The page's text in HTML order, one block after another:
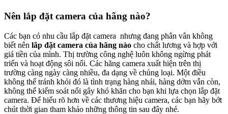
Nên lắp đặt camera của hãng nào?
Các bạn có nhu cầu lắp đặt camera nhưng đang phân vân không
biết nên lắp đặt camera của hãng nào cho chất lương và hợp với
giá tiền của mình. Thị trường công nghệ luôn không ngừng phát
triển và hoạt động sôi nổi. Các hãng camera xuất hiện trên thị
trường càng ngày càng nhiều, đa dạng về chủng loại. Một điều
không thể tránh khỏi đó là tình trạng hàng nhái, hàng dởm vẫn còn,
không thể kiểm soát nổi gây khó khăn cho bạn khi lựa chọn lắp đặt
camera. Để hiểu rõ hơn về các thương hiệu camera, các bạn hãy bớt
chút thời gian tham khảo những thông tin sau đây nhé.